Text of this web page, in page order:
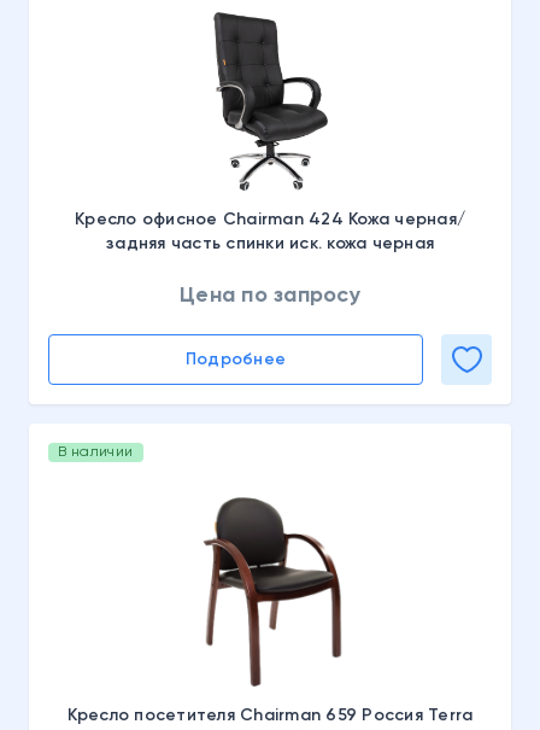
Кресло офисное Chairman 424 Кожа черная/
задняя часть спинки иск. кожа черная
Цена по запросу
Подробнее
В наличии
Кресло посетителя Chairman 659 Россия Terra